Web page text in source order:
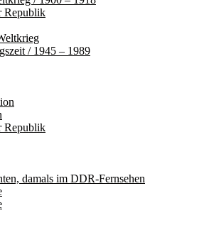
Republik
/ 1945 – 1989
Republik
damals im DDR-Fernsehen